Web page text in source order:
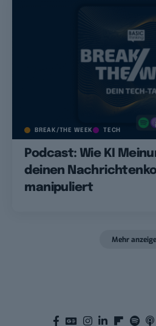
BREAK/THE WEEK TECH
Podcast: Wie KI
deinen
manipuliert
Mehr